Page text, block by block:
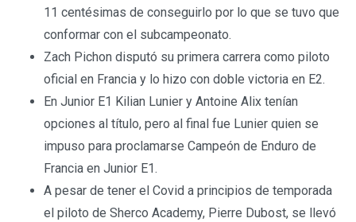
11 centésimas de conseguirlo por lo que se tuvo que
conformar con el subcampeonato.
Zach Pichon disputó su primera carrera como piloto
oficial en Francia y lo hizo con doble victoria en E2.
En Junior E1 Kilian Lunier y Antoine Alix tenían
opciones al título, pero al final fue Lunier quien se
impuso para proclamarse Campeón de Enduro de
Francia en Junior E1.
A pesar de tener el Covid a principios de temporada
el piloto de Sherco Academy, Pierre Dubost, se llevó